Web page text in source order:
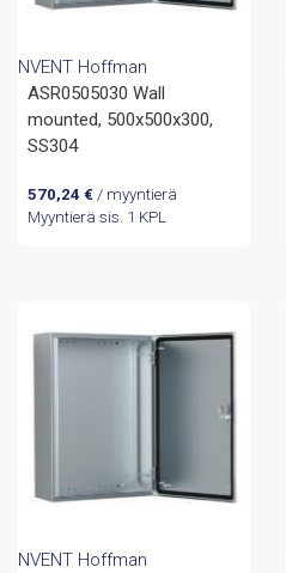
NVENT Hoffman
ASR0505030 Wall
mounted, 500x500x300,
SS304
570,24 €/ myyntierä
Myyntierä sis. 1 KPL
NVENT Hoffman